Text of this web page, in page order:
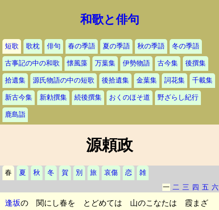
和歌と俳句
短歌 歌枕 俳句 春の季語 夏の季語 秋の季語 冬の季語
古事記の中の和歌 懐風藻 万葉集 伊勢物語 古今集 後撰集
拾遺集 源氏物語の中の短歌 後拾遺集 金葉集 詞花集 千載集
新古今集 新勅撰集 続後撰集 おくのほそ道 野ざらし紀行
鹿島詣
源頼政
春 夏 秋 冬 賀 別 旅 哀傷 恋
雑
一 二 三 四 五 六
逢坂の 関にし春を とどめては 山のこなたは 霞まざ